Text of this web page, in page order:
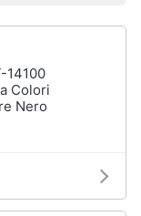
14100
Colori
Nero